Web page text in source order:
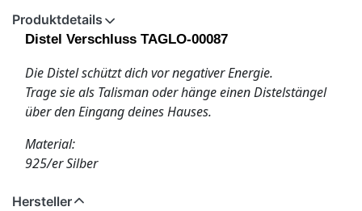
Produktdetails
Distel Verschluss TAGLO-00087
Die Distel schützt dich vor negativer Energie.
Trage sie als Talisman oder hänge einen Distelstängel
über den Eingang deines Hauses.
Material:
925/er Silber
Hersteller